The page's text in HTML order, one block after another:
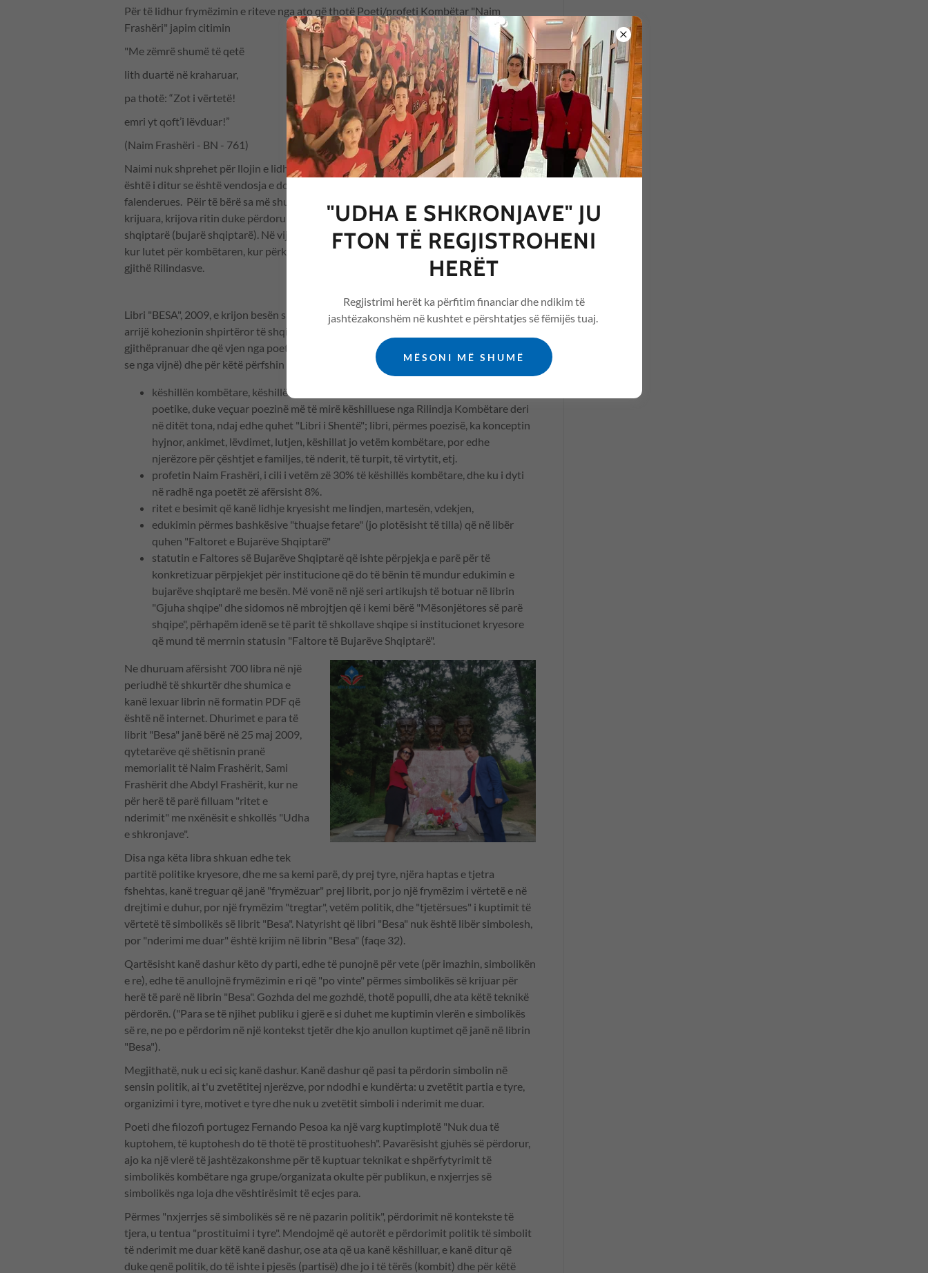
Për të lidhur frymëzimin e riteve nga ato që thotë Poeti/profeti Kombëtar "Naim
Frashëri" japim citimin
"Me zëmrë shumë të qetë
lith duartë në kraharuar,
pa thotë: “Zot i vërtetë!
emri yt qoft’i lëvduar!”
(Naim Frashëri - BN - 761)
Naimi nuk shprehet për llojin e lidhjes së duarve në kraharuar, por është një veprim që
është i ditur se është vendosja e dorës përmbi dorë mbi zemër ku tjetri është
falenderues. Pëir të bërë sa më shumë lidhje funksionale ndërmjet poezisë dhe riteve të
krijuara, krijova ritin duke përdorur shenjën e shqiponjës me duar për t'u identifikuar si
shqiptarë (bujarë shqiptarë). Në vijim, shkruaj në libër se çfarë bën një "bujar shqiptar"
kur lutet për kombëtaren, kur përkujton Poetin/Profetin Naim Frashëri si simbol i të
gjithë Rilindasve.
Libri "BESA", 2009, e krijon besën shqiptare si një besim thuajse fetar, me synimin që të
arrijë kohezionin shpirtëror të shqiptarëve të ndarë në besime fetare, mbi një këshillë të
gjithëpranuar dhe që vjen nga poetë të origjinave të ndryshme fetare (nëse do të shihen
se nga vijnë) dhe për këtë përfshin në të:
këshillën kombëtare, këshillën e shentë kombëtare, në formën më të bukur, atë
poetike, duke veçuar poezinë më të mirë këshilluese nga Rilindja Kombëtare deri
në ditët tona, ndaj edhe quhet "Libri i Shentë"; libri, përmes poezisë, ka konceptin
hyjnor, ankimet, lëvdimet, lutjen, këshillat jo vetëm kombëtare, por edhe
njerëzore për çështjet e familjes, të nderit, të turpit, të virtytit, etj.
profetin Naim Frashëri, i cili i vetëm zë 30% të këshillës kombëtare, dhe ku i dyti
në radhë nga poetët zë afërsisht 8%.
ritet e besimit që kanë lidhje kryesisht me lindjen, martesën, vdekjen,
edukimin përmes bashkësive "thuajse fetare" (jo plotësisht të tilla) që në libër
quhen "Faltoret e Bujarëve Shqiptarë"
statutin e Faltores së Bujarëve Shqiptarë që ishte përpjekja e parë për të
konkretizuar përpjekjet për institucione që do të bënin të mundur edukimin e
bujarëve shqiptarë me besën. Më vonë në një seri artikujsh të botuar në librin
"Gjuha shqipe" dhe sidomos në mbrojtjen që i kemi bërë "Mësonjëtores së parë
shqipe", përhapëm idenë se të parit të shkollave shqipe si institucionet kryesore
që mund të merrnin statusin "Faltore të Bujarëve Shqiptarë".
Ne dhuruam afërsisht 700 libra në një
periudhë të shkurtër dhe shumica e
kanë lexuar librin në formatin PDF që
është në internet. Dhurimet e para të
librit "Besa" janë bërë në 25 maj 2009,
qytetarëve që shëtisnin pranë
memorialit të Naim Frashërit, Sami
Frashërit dhe Abdyl Frashërit, kur ne
për herë të parë filluam "ritet e
nderimit" me nxënësit e shkollës "Udha
e shkronjave".
Disa nga këta libra shkuan edhe tek
partitë politike kryesore, dhe me sa kemi parë, dy prej tyre, njëra haptas e tjetra
fshehtas, kanë treguar që janë "frymëzuar" prej librit, por jo një frymëzim i vërtetë e në
drejtimi e duhur, por një frymëzim "tregtar", vetëm politik, dhe "tjetërsues" i kuptimit të
vërtetë të simbolikës së librit "Besa". Natyrisht që libri "Besa" nuk është libër simbolesh,
por "nderimi me duar" është krijim në librin "Besa" (faqe 32).
Qartësisht kanë dashur këto dy parti, edhe të punojnë për vete (për imazhin, simbolikën
e re), edhe të anullojnë frymëzimin e ri që "po vinte" përmes simbolikës së krijuar për
herë të parë në librin "Besa". Gozhda del me gozhdë, thotë populli, dhe ata këtë teknikë
përdorën. ("Para se të njihet publiku i gjerë e si duhet me kuptimin vlerën e simbolikës
së re, ne po e përdorim në një kontekst tjetër dhe kjo anullon kuptimet që janë në librin
"Besa").
Megjithatë, nuk u eci siç kanë dashur. Kanë dashur që pasi ta përdorin simbolin në
sensin politik, ai t'u zvetëtitej njerëzve, por ndodhi e kundërta: u zvetëtit partia e tyre,
organizimi i tyre, motivet e tyre dhe nuk u zvetëtit simboli i nderimit me duar.
Poeti dhe filozofi portugez Fernando Pesoa ka një varg kuptimplotë "Nuk dua të
kuptohem, të kuptohesh do të thotë të prostituohesh". Pavarësisht gjuhës së përdorur,
ajo ka një vlerë të jashtëzakonshme për të kuptuar teknikat e shpërfytyrimit të
simbolikës kombëtare nga grupe/organizata okulte për publikun, e nxjerrjes së
simbolikës nga loja dhe vështirësimit të ecjes para.
Përmes "nxjerrjes së simbolikës së re në pazarin politik", përdorimit në kontekste të
tjera, u tentua "prostituimi i tyre". Mendojmë që autorët e përdorimit politik të simbolit
të nderimit me duar këtë kanë dashur, ose ata që ua kanë këshilluar, e kanë ditur që
duke qenë politik, do të ishte i pjesës (partisë) dhe jo i të tërës (kombit) dhe për këtë
"UDHA E SHKRONJAVE" JU
FTON TË REGJISTROHENI
HERËT
Regjistrimi herët ka përfitim financiar dhe ndikim të
jashtëzakonshëm në kushtet e përshtatjes së fëmijës tuaj.
MËSONI MË SHUMË